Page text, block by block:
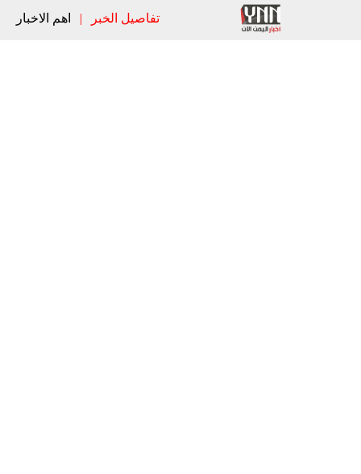
تفاصيل الخبر | اهم الاخبار